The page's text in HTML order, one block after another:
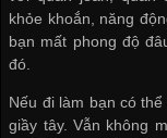
khỏe khoắn, năng
bạn mất phong độ
đó.
Nếu đi làm bạn có
giầy tây. Vẫn không